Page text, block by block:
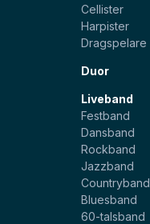
Cellister
Harpister
Dragspelare
Duor
Liveband
Festband
Dansband
Rockband
Jazzband
Countryband
Bluesband
60-talsband